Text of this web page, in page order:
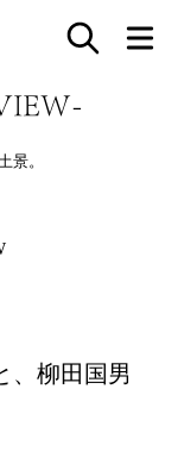
景。
、柳田国男